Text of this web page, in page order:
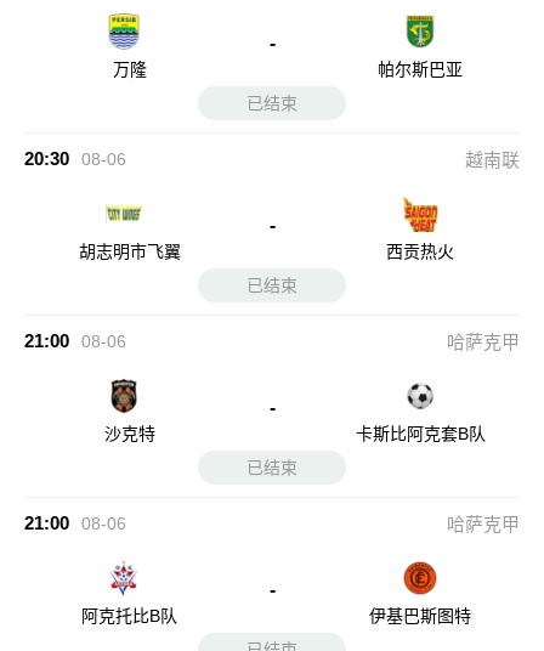
万隆
-
帕尔斯巴亚
已结束
20:30 08-06 越南联
胡志明市飞翼
-
西贡热火
已结束
21:00 08-06 哈萨克甲
沙克特
-
卡斯比阿克套B队
已结束
21:00 08-06 哈萨克甲
阿克托比B队
-
伊基巴斯图特